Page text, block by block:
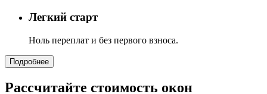
Легкий старт
Ноль переплат и без первого взноса.
Подробнее
Рассчитайте стоимость окон